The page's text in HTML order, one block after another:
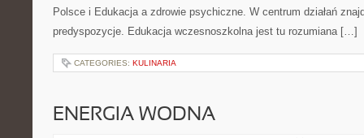
Polsce i Edukacja a zdrowie psychiczne. W centrum działań
predyspozycje. Edukacja wczesnoszkolna jest tu rozumiana […]
CATEGORIES: KULINARIA
ENERGIA WODNA